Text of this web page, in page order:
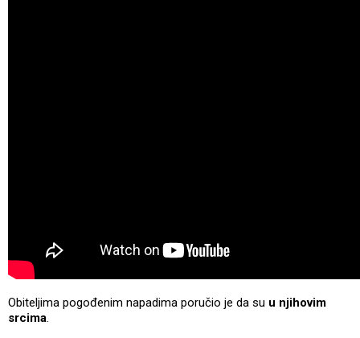
Obiteljima pogođenim napadima poručio je da su u njihovim
srcima.